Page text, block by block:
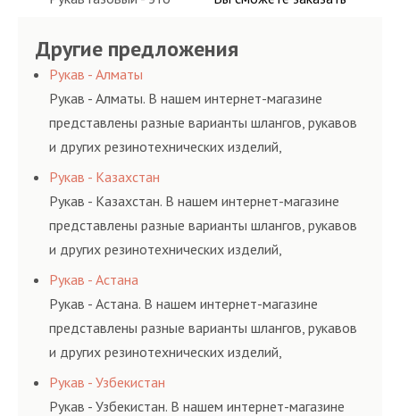
определенными
сжатого воздуха и
различных типов
сжиженного газа
(кислород, аргон, метан,
пропан, бутан,
основе либо на
долговременного
комплексного
обслуживания
Другие предложения
Рукав - Алматы
Рукав - Алматы. В нашем интернет-магазине
представлены разные варианты шлангов, рукавов
и других резинотехнических изделий,
соответствующих ГОСТам, техническим условиям
и нормативам.
Рукав - Казахстан
Рукав - Казахстан. В нашем интернет-магазине
представлены разные варианты шлангов, рукавов
и других резинотехнических изделий,
соответствующих ГОСТам, техническим условиям
и нормативам.
Рукав - Астана
Рукав - Астана. В нашем интернет-магазине
представлены разные варианты шлангов, рукавов
и других резинотехнических изделий,
соответствующих ГОСТам, техническим условиям
и нормативам.
Рукав - Узбекистан
Рукав - Узбекистан. В нашем интернет-магазине